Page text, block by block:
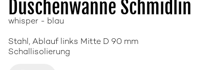
Duschenwanne Schmidlin
whisper - blau
Stahl, Ablauf links Mitte D 90 mm
Schallisolierung